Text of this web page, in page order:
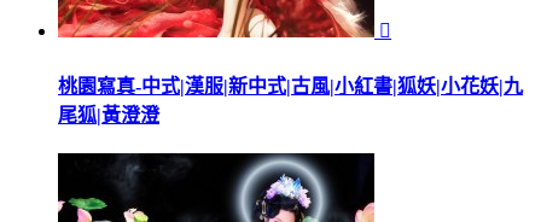

桃園寫真-中式|漢服|新中式|古風|小紅書|狐妖|小花妖|九
尾狐|黃澄澄